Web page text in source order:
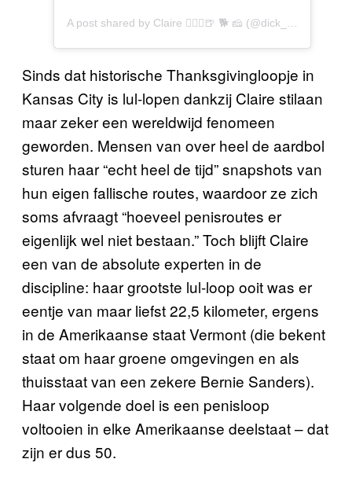
A post shared by Claire 🏃🏼‍♀️🍺 🐕 🧀 (@dick_run_claire)
Sinds dat historische Thanksgivingloopje in
Kansas City is lul-lopen dankzij Claire stilaan
maar zeker een wereldwijd fenomeen
geworden. Mensen van over heel de aardbol
sturen haar “echt heel de tijd” snapshots van
hun eigen fallische routes, waardoor ze zich
soms afvraagt “hoeveel penisroutes er
eigenlijk wel niet bestaan.” Toch blijft Claire
een van de absolute experten in de
discipline: haar grootste lul-loop ooit was er
eentje van maar liefst 22,5 kilometer, ergens
in de Amerikaanse staat Vermont (die bekent
staat om haar groene omgevingen en als
thuisstaat van een zekere Bernie Sanders).
Haar volgende doel is een penisloop
voltooien in elke Amerikaanse deelstaat – dat
zijn er dus 50.